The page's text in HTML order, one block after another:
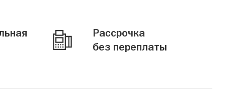
Рассрочка
без переплаты